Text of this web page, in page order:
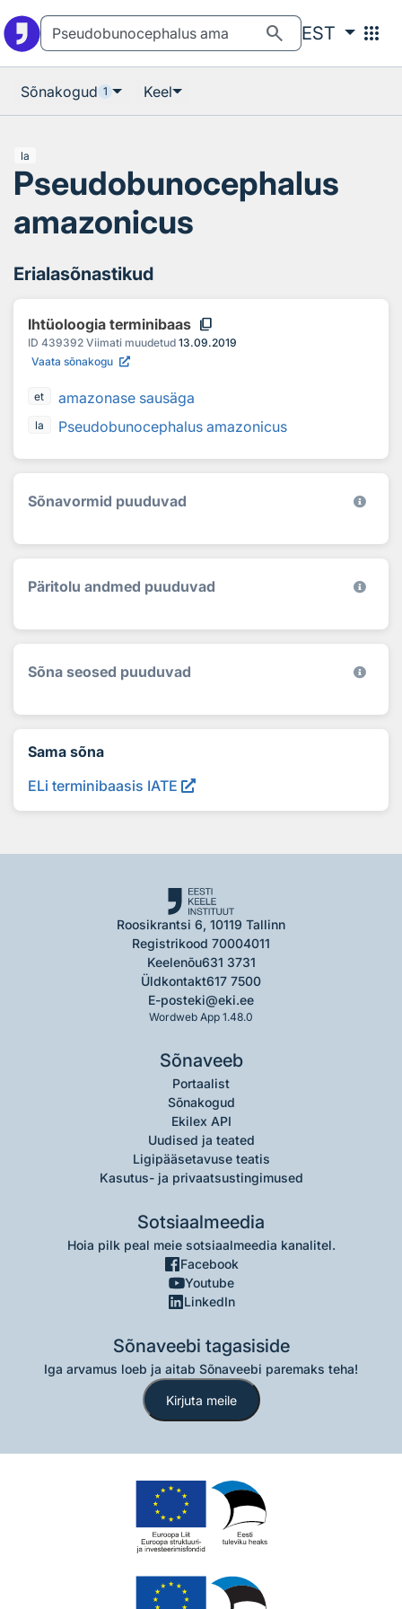
search EST apps
Sõnakogud 1 Keel
la
Pseudobunocephalus
amazonicus
Erialasõnastikud
Ihtüoloogia terminibaas content_copy
ID 439392 Viimati muudetud 13.09.2019
Vaata sõnakogu
et amazonase sausäga
la Pseudobunocephalus amazonicus
Sõnavormid puuduvad
Päritolu andmed puuduvad
Sõna seosed puuduvad
Sama sõna
ELi terminibaasis IATE
Roosikrantsi 6, 10119 Tallinn
Registrikood 70004011
Keelenõu631 3731
Üldkontakt617 7500
E-posteki@eki.ee
Wordweb App 1.48.0
Sõnaveeb
Portaalist
Sõnakogud
Ekilex API
Uudised ja teated
Ligipääsetavuse teatis
Kasutus- ja privaatsustingimused
Sotsiaalmeedia
Hoia pilk peal meie sotsiaalmeedia kanalitel.
Facebook
Youtube
LinkedIn
Sõnaveebi tagasiside
Iga arvamus loeb ja aitab Sõnaveebi paremaks teha!
Kirjuta meile